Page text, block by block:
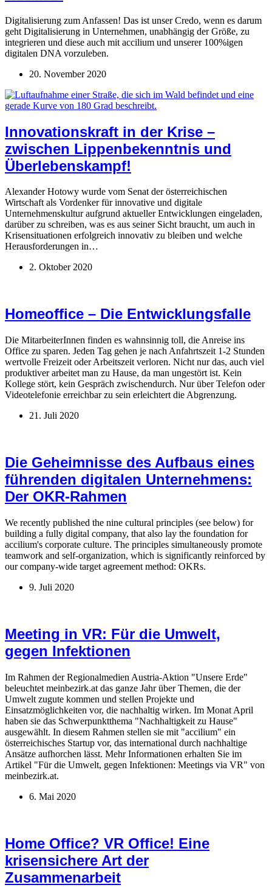
Digitalisierung zum Anfassen! Das ist unser Credo, wenn es darum
geht Digitalisierung in Unternehmen, unabhängig der Größe, zu
integrieren und diese auch mit accilium und unserer 100%igen
digitalen DNA vorzuleben.
20. November 2020
Innovationskraft in der Krise –
zwischen Lippenbekenntnis und
Überlebenskampf!
Alexander Hotowy wurde vom Senat der österreichischen
Wirtschaft als Vordenker für innovative und digitale
Unternehmenskultur aufgrund aktueller Entwicklungen eingeladen,
darüber zu schreiben, was es aus seiner Sicht braucht, um auch in
Krisensituationen erfolgreich innovativ zu bleiben und welche
Herausforderungen in…
2. Oktober 2020
Homeoffice – Die Entwicklungsfalle
Die MitarbeiterInnen finden es wahnsinnig toll, die Anreise ins
Office zu sparen. Jeden Tag gehen je nach Anfahrtszeit 1-2 Stunden
wertvolle Freizeit oder Arbeitszeit verloren. Nicht nur das, auch viel
produktiver arbeitet man zu Hause, da man ungestört ist. Kein
Kollege stört, kein Gespräch zwischendurch. Nur über Telefon oder
Videotelefonie erreichbar zu sein erleichtert die Abgrenzung.
21. Juli 2020
Die Geheimnisse des Aufbaus eines
führenden digitalen Unternehmens:
Der OKR-Rahmen
We recently published the nine cultural principles (see below) for
building a fully digital company, that also lay the foundation for
accilium's corporate culture. The principles simultaneously promote
teamwork and self-organization, which is significantly reinforced by
our company-wide target agreement method: OKRs.
9. Juli 2020
Meeting in VR: Für die Umwelt,
gegen Infektionen
Im Rahmen der Regionalmedien Austria-Aktion "Unsere Erde"
beleuchtet meinbezirk.at das ganze Jahr über Themen, die der
Umwelt zugute kommen und stellen Projekte und
Einsatzmöglichkeiten vor, die nachhaltig wirken. Im Monat April
haben sie das Schwerpunktthema "Nachhaltigkeit zu Hause"
ausgewählt. In diesem Rahmen stellen sie mit "accilium" ein
österreichisches Startup vor, das international durch nachhaltige
Ansätze aufhorchen lässt. Mehr Informationen erhalten Sie im
Artikel "Für die Umwelt, gegen Infektionen: Meetings via VR" von
meinbezirk.at.
6. Mai 2020
Home Office? VR Office! Eine
krisensichere Art der
Zusammenarbeit